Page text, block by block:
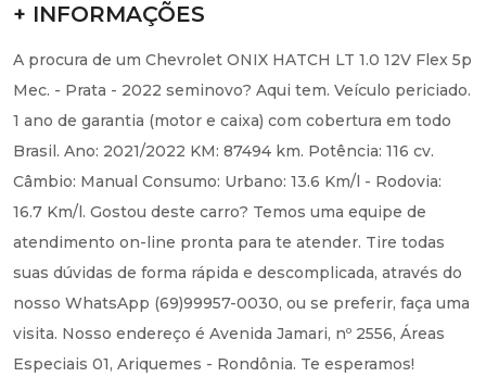
+ INFORMAÇÕES
A procura de um Chevrolet ONIX HATCH LT 1.0 12V Flex 5p
Mec. - Prata - 2022 seminovo? Aqui tem. Veículo periciado.
1 ano de garantia (motor e caixa) com cobertura em todo
Brasil. Ano: 2021/2022 KM: 87494 km. Potência: 116 cv.
Câmbio: Manual Consumo: Urbano: 13.6 Km/l - Rodovia:
16.7 Km/l. Gostou deste carro? Temos uma equipe de
atendimento on-line pronta para te atender. Tire todas
suas dúvidas de forma rápida e descomplicada, através do
nosso WhatsApp (69)99957-0030, ou se preferir, faça uma
visita. Nosso endereço é Avenida Jamari, nº 2556, Áreas
Especiais 01, Ariquemes - Rondônia. Te esperamos!